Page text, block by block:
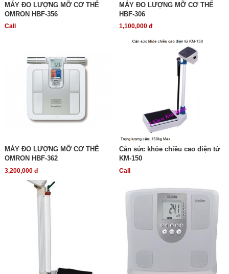
MÁY ĐO LƯỢNG MỠ CƠ THỂ
OMRON HBF-356
Call
MÁY ĐO LƯỢNG MỠ CƠ THỂ
HBF-306
1,100,000 đ
MÁY ĐO LƯỢNG MỠ CƠ THỂ
OMRON HBF-362
3,200,000 đ
Cân sức khỏe chiều cao điện tử
KM-150
Call